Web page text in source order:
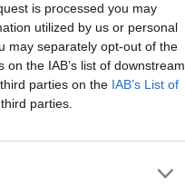
is processed you may
utilized by us or personal
may separately opt-out of the
the IAB’s list of downstream
parties on the IAB’s List of
parties.
température, les
très adhérente
pénétrer cette croûte
peut abîmer
lors des